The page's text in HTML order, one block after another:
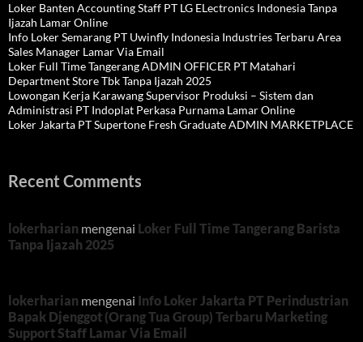
Loker Banten Accounting Staff PT LG ELectronics Indonesia Tanpa
Ijazah Lamar Online
Info Loker Semarang PT Uwinfly Indonesia Industries Terbaru Area
Sales Manager Lamar Via Email
Loker Full Time Tangerang ADMIN OFFICER PT Matahari
Department Store Tbk Tanpa Ijazah 2025
Lowongan Kerja Karawang Supervisor Produksi – Sistem dan
Administrasi PT Indoplat Perkasa Purnama Lamar Online
Loker Jakarta PT Supertone Fresh Graduate ADMIN MARKETPLACE
Recent Comments
lokerharian mengenai Loker Full Time Tangerang Barista
Tanpa Ijazah 2025
lokerharian mengenai Info Loker Jakarta PT Perindustrian
Bapak Djenggot (Orang Tua Group) Terbaru Marketing
Support Staff Lamar Via Email